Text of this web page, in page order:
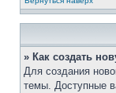
» Как создать
Для создания
темы. Доступные